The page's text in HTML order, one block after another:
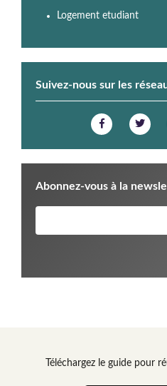
Logement etudiant
Suivez-nous sur les
Abonnez-vous à la
Téléchargez le guide pour